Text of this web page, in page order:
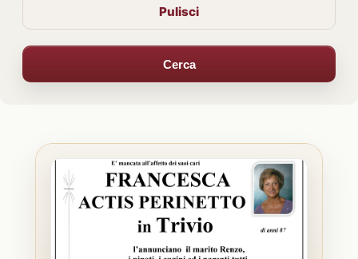
Pulisci
Cerca